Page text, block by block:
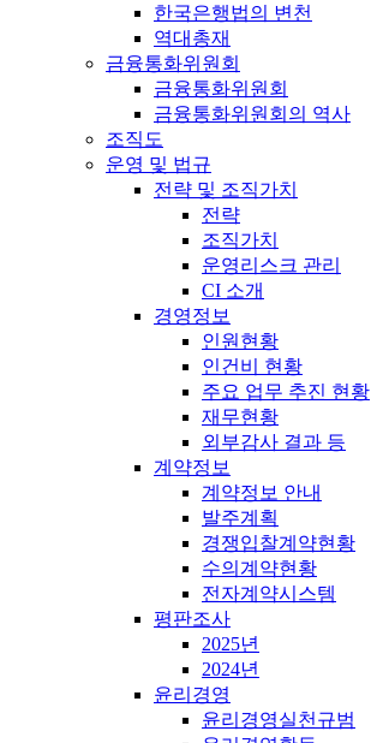
한국은행법의 변천
역대총재
금융통화위원회
금융통화위원회
금융통화위원회의 역사
조직도
운영 및 법규
전략 및 조직가치
전략
조직가치
운영리스크 관리
CI 소개
경영정보
인원현황
인건비 현황
주요 업무 추진 현황
재무현황
외부감사 결과 등
계약정보
계약정보 안내
발주계획
경쟁입찰계약현황
수의계약현황
전자계약시스템
평판조사
2025년
2024년
윤리경영
윤리경영실천규범